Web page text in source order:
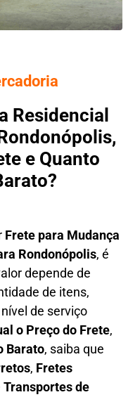
Residencial
e Quanto
Frete para Mudança
Rondonópolis, é
depende de
de itens,
de serviço
o Preço do Frete,
Barato, saiba que
, Fretes
Transportes de